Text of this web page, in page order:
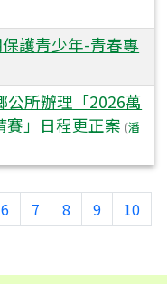
保護青少年-青春專
公所辦理「2026萬
賽」日程更正案 (潘
6 7 8 9
10